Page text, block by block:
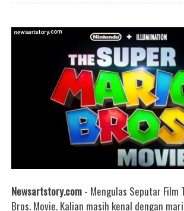
Newsartstory.com - Mengulas Seputar Film
Bros. Movie. Kalian masih kenal dengan